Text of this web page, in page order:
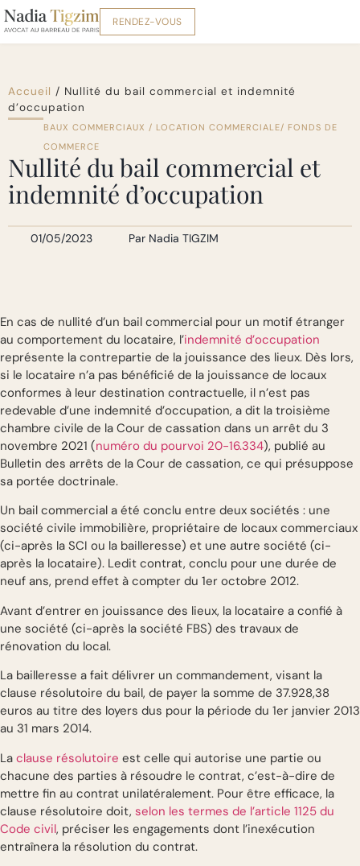
RENDEZ-VOUS
Accueil / Nullité du bail commercial et indemnité
d’occupation
BAUX COMMERCIAUX / LOCATION COMMERCIALE/ FONDS DE
COMMERCE
Nullité du bail commercial et
indemnité d’occupation
01/05/2023 Par Nadia TIGZIM
En cas de nullité d’un bail commercial pour un motif étranger
au comportement du locataire, l’indemnité d’occupation
représente la contrepartie de la jouissance des lieux. Dès lors,
si le locataire n’a pas bénéficié de la jouissance de locaux
conformes à leur destination contractuelle, il n’est pas
redevable d’une indemnité d’occupation, a dit la troisième
chambre civile de la Cour de cassation dans un arrêt du 3
novembre 2021 (numéro du pourvoi 20-16.334), publié au
Bulletin des arrêts de la Cour de cassation, ce qui présuppose
sa portée doctrinale.
Un bail commercial a été conclu entre deux sociétés : une
société civile immobilière, propriétaire de locaux commerciaux
(ci-après la SCI ou la bailleresse) et une autre société (ci-
après la locataire). Ledit contrat, conclu pour une durée de
neuf ans, prend effet à compter du 1er octobre 2012.
Avant d’entrer en jouissance des lieux, la locataire a confié à
une société (ci-après la société FBS) des travaux de
rénovation du local.
La bailleresse a fait délivrer un commandement, visant la
clause résolutoire du bail, de payer la somme de 37.928,38
euros au titre des loyers dus pour la période du 1er janvier 2013
au 31 mars 2014.
La clause résolutoire est celle qui autorise une partie ou
chacune des parties à résoudre le contrat, c’est-à-dire de
mettre fin au contrat unilatéralement. Pour être efficace, la
clause résolutoire doit, selon les termes de l’article 1125 du
Code civil, préciser les engagements dont l’inexécution
entraînera la résolution du contrat.